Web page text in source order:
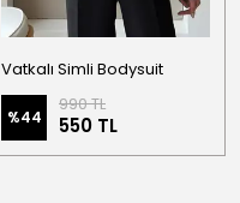
Vatkalı Simli Bodysuit
%44
990 TL
550 TL